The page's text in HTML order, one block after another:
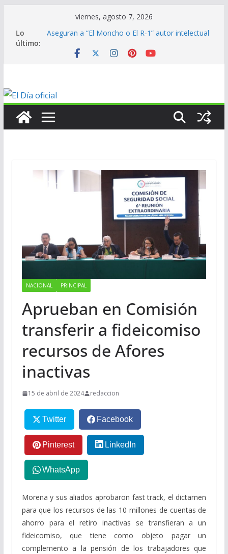
contenido
viernes, agosto 7, 2026
Lo
último:
Aseguran a “El Moncho o El R-1” autor intelectual
En mantenimiento…
Centroamericanos
NACIONAL PRINCIPAL
Aprueban en Comisión
transferir a fideicomiso
recursos de Afores
inactivas
15 de abril de 2024 redaccion
Twitter Facebook
Pinterest LinkedIn
WhatsApp
Morena y sus aliados aprobaron fast track, el dictamen
para que los recursos de las 10 millones de cuentas de
ahorro para el retiro inactivas se transfieran a un
fideicomiso, que tiene como objeto pagar un
complemento a la pensión de los trabajadores que